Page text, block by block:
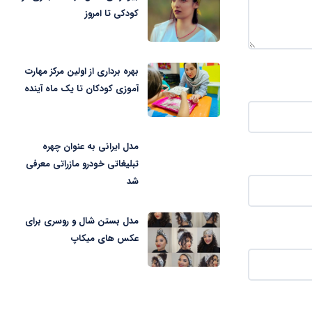
کودکی تا امروز
بهره برداری از اولین مرکز مهارت
آموزی کودکان تا یک ماه آینده
مدل ایرانی به عنوان چهره
تبلیغاتی خودرو مازراتی معرفی
شد
مدل بستن شال و روسری برای
عکس های میکاپ